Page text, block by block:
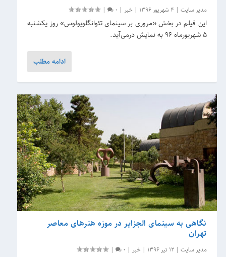
مدیر سایت | 4 شهریور 1396 | خبر |
0
|
این فیلم در بخش «مروری بر سینمای تئوانگلوپولوس» روز یکشنبه
۵ شهریورماه ۹۶ به نمایش درمی‌آید.
ادامه مطلب
نگاهی به سینمای الجزایر در موزه هنرهای معاصر
تهران
مدیر سایت |12 تیر 1396 | خبر |
0
|